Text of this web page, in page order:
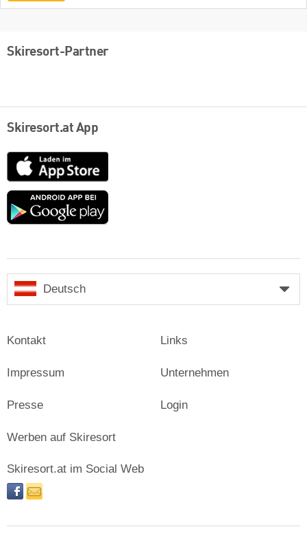
Skiresort-Partner
Skiresort.at App
App
Store
Google
Deutsch
Kontakt
Impressum
Presse
Links
Unternehmen
Login
Werben auf Skiresort
Skiresort.at im Social Web
facebooknewsletter